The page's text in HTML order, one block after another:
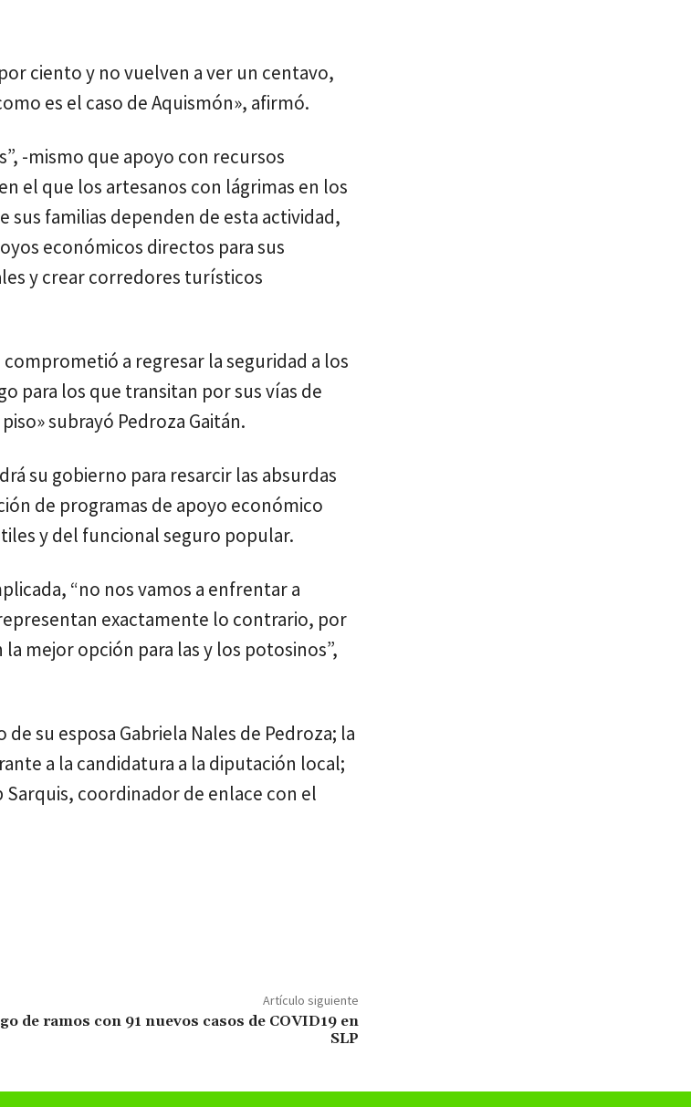
ciento y no vuelven a ver un centavo,
es el caso de Aquismón», afirmó.
-mismo que apoyo con recursos
el que los artesanos con lágrimas en los
familias dependen de esta actividad,
económicos directos para sus
y crear corredores turísticos
comprometió a regresar la seguridad a los
para los que transitan por sus vías de
subrayó Pedroza Gaitán.
su gobierno para resarcir las absurdas
de programas de apoyo económico
y del funcional seguro popular.
“no nos vamos a enfrentar a
exactamente lo contrario, por
mejor opción para las y los potosinos”,
su esposa Gabriela Nales de Pedroza; la
a la candidatura a la diputación local;
coordinador de enlace con el
Artículo siguiente
de ramos con 91 nuevos casos de COVID19 en
SLP